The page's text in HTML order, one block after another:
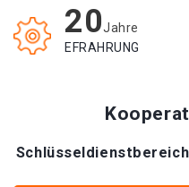
20Jahre
EFRAHRUNG